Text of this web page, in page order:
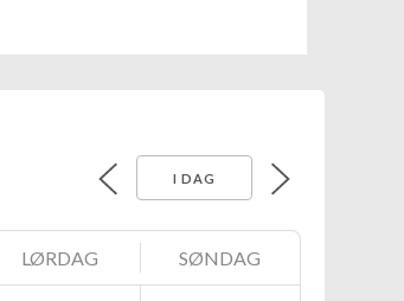
I DAG
LØRDAG SØNDAG